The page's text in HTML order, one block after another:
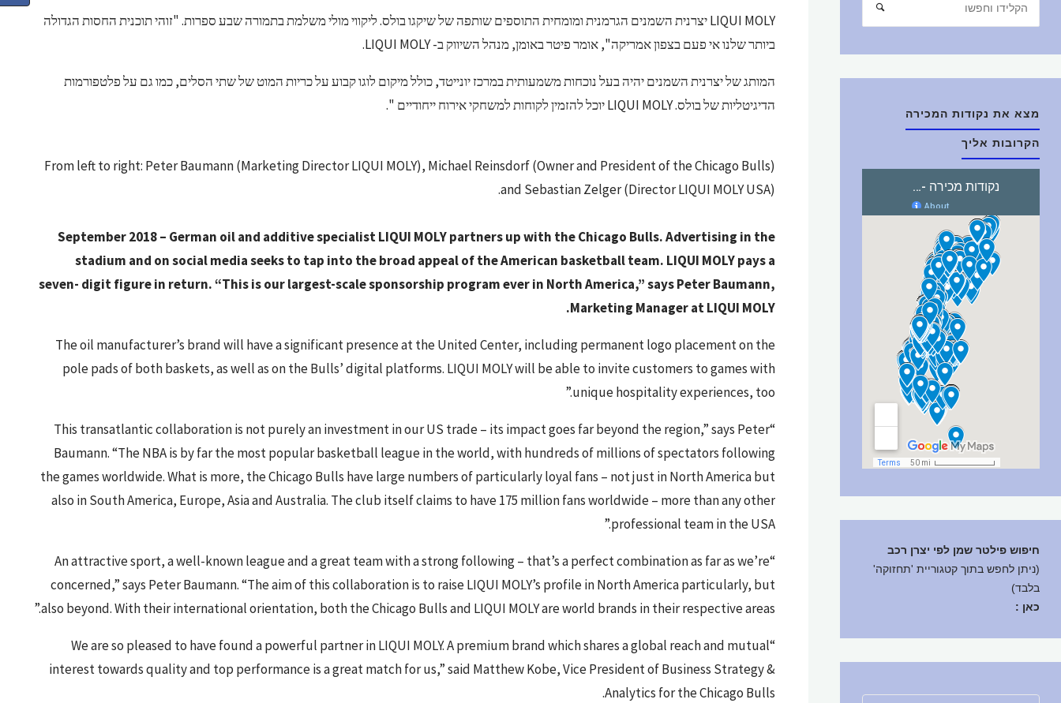
LIQUI MOLY יצרנית השמנים הגרמנית ומומחית התוספים שותפה של שיקגו בולס. ליקווי מולי משלמת בתמורה שבע ספרות. "זוהי תוכנית החסות הגדולה
ביותר שלנו אי פעם בצפון אמריקה", אומר פיטר באומן, מנהל השיווק ב- LIQUI MOLY.
המותג של יצרנית השמנים יהיה בעל נוכחות משמעותית במרכז יונייטד, כולל מיקום לוגו קבוע על כריות המוט של שתי הסלים, כמו גם על פלטפורמות
הדיגיטליות של בולס. LIQUI MOLY יוכל להזמין לקוחות למשחקי אירוח ייחודיים ".
From left to right: Peter Baumann (Marketing Director LIQUI MOLY), Michael Reinsdorf (Owner and President of the Chicago Bulls)
and Sebastian Zelger (Director LIQUI MOLY USA).
September 2018 – German oil and additive specialist LIQUI MOLY partners up with the Chicago Bulls. Advertising in the
stadium and on social media seeks to tap into the broad appeal of the American basketball team. LIQUI MOLY pays a
seven- digit figure in return. “This is our largest-scale sponsorship program ever in North America,” says Peter Baumann,
Marketing Manager at LIQUI MOLY.
The oil manufacturer’s brand will have a significant presence at the United Center, including permanent logo placement on the
pole pads of both baskets, as well as on the Bulls’ digital platforms. LIQUI MOLY will be able to invite customers to games with
unique hospitality experiences, too.”
“This transatlantic collaboration is not purely an investment in our US trade – its impact goes far beyond the region,” says Peter
Baumann. “The NBA is by far the most popular basketball league in the world, with hundreds of millions of spectators following
the games worldwide. What is more, the Chicago Bulls have large numbers of particularly loyal fans – not just in North America but
also in South America, Europe, Asia and Australia. The club itself claims to have 175 million fans worldwide – more than any other
professional team in the USA.”
“An attractive sport, a well-known league and a great team with a strong following – that’s a perfect combination as far as we’re
concerned,” says Peter Baumann. “The aim of this collaboration is to raise LIQUI MOLY’s profile in North America particularly, but
also beyond. With their international orientation, both the Chicago Bulls and LIQUI MOLY are world brands in their respective areas.”
“We are so pleased to have found a powerful partner in LIQUI MOLY. A premium brand which shares a global reach and mutual
interest towards quality and top performance is a great match for us,” said Matthew Kobe, Vice President of Business Strategy &
Analytics for the Chicago Bulls.
חיפוש
מצא את נקודות המכירה
הקרובות אליך
חיפוש פילטר שמן לפי יצרן רכב
(ניתן לחפש בתוך קטגוריית 'תחזוקה'
בלבד)
כאן :